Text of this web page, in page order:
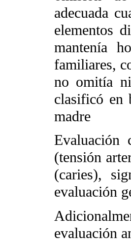
adecuada
elementos
mantenía
familiares,
no omitía
clasificó en
madre
Evaluación
(tensión
(caries),
evaluación
evaluación